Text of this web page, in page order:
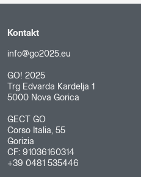
Kontakt
info@go2025.eu
GO! 2025
Trg Edvarda Kardelja 1
5000 Nova Gorica
GECT GO
Corso Italia, 55
Gorizia
CF: 91036160314
+39 0481 535446